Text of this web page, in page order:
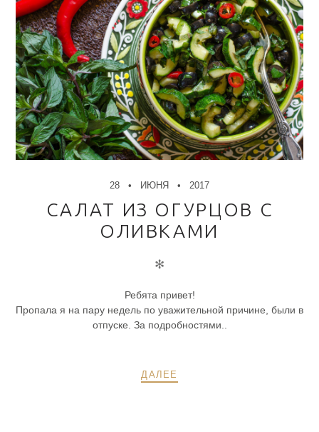
28 ИЮНЯ 2017
САЛАТ ИЗ ОГУРЦОВ С
ОЛИВКАМИ
✻
Ребята привет!
Пропала я на пару недель по уважительной причине, были в
отпуске. За подробностями..
ДАЛЕЕ